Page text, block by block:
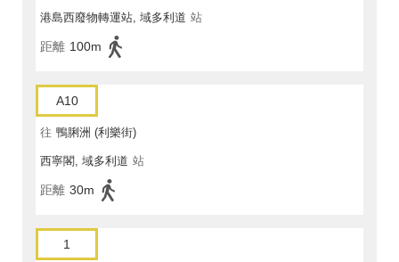
港島西廢物轉運站, 域多利道 站
距離 100m
A10
往 鴨脷洲 (利樂街)
西寧閣, 域多利道 站
距離 30m
1